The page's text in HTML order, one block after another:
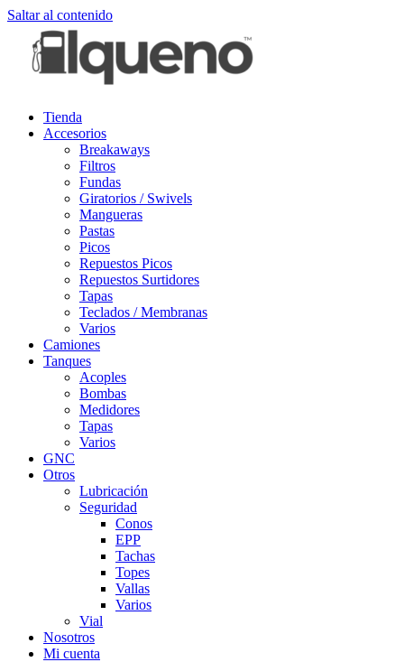
Saltar al contenido
Tienda
Accesorios
Breakaways
Filtros
Fundas
Giratorios / Swivels
Mangueras
Pastas
Picos
Repuestos Picos
Repuestos Surtidores
Tapas
Teclados / Membranas
Varios
Camiones
Tanques
Acoples
Bombas
Medidores
Tapas
Varios
GNC
Otros
Lubricación
Seguridad
Conos
EPP
Tachas
Topes
Vallas
Varios
Vial
Nosotros
Mi cuenta